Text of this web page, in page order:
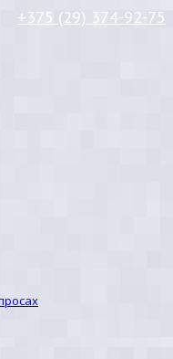
+375 (29) 374-92-75